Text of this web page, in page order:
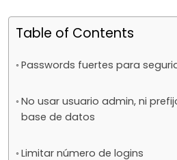
Table of Contents
Passwords fuertes para
No usar usuario admin, ni
base de datos
Limitar número de logins